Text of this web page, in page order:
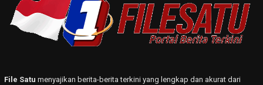
File Satu menyajikan berita-berita terkini yang lengkap dan akurat dari